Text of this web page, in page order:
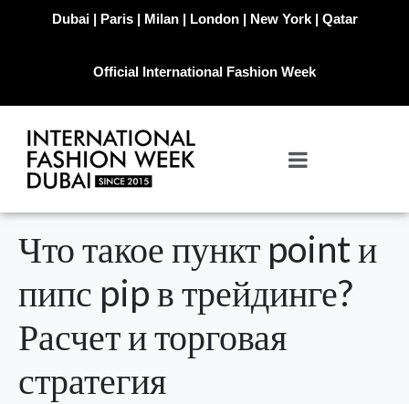
Dubai | Paris | Milan | London | New York | Qatar
Official International Fashion Week
Что такое пункт point и
пипс pip в трейдинге?
Расчет и торговая
стратегия